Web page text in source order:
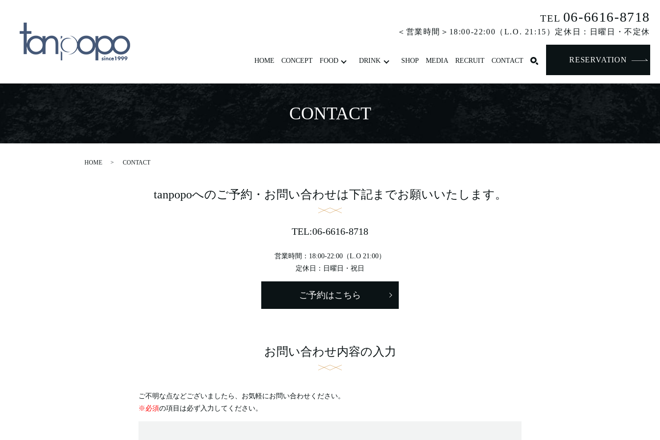
TEL 06-6616-8718
＜営業時間＞18:00-22:00（L.O. 21:15）定休日：日曜日・不定休
RESERVATION
HOME CONCEPT FOOD DRINK SHOP MEDIA RECRUIT CONTACT
CONTACT
HOME CONTACT
tanpopoへのご予約・お問い合わせは下記までお願いいたします。
TEL:06-6616-8718
営業時間：18:00-22:00（L.O 21:00）
定休日：日曜日・祝日
ご予約はこちら
お問い合わせ内容の入力
ご不明な点などございましたら、お気軽にお問い合わせください。
※必須の項目は必ず入力してください。